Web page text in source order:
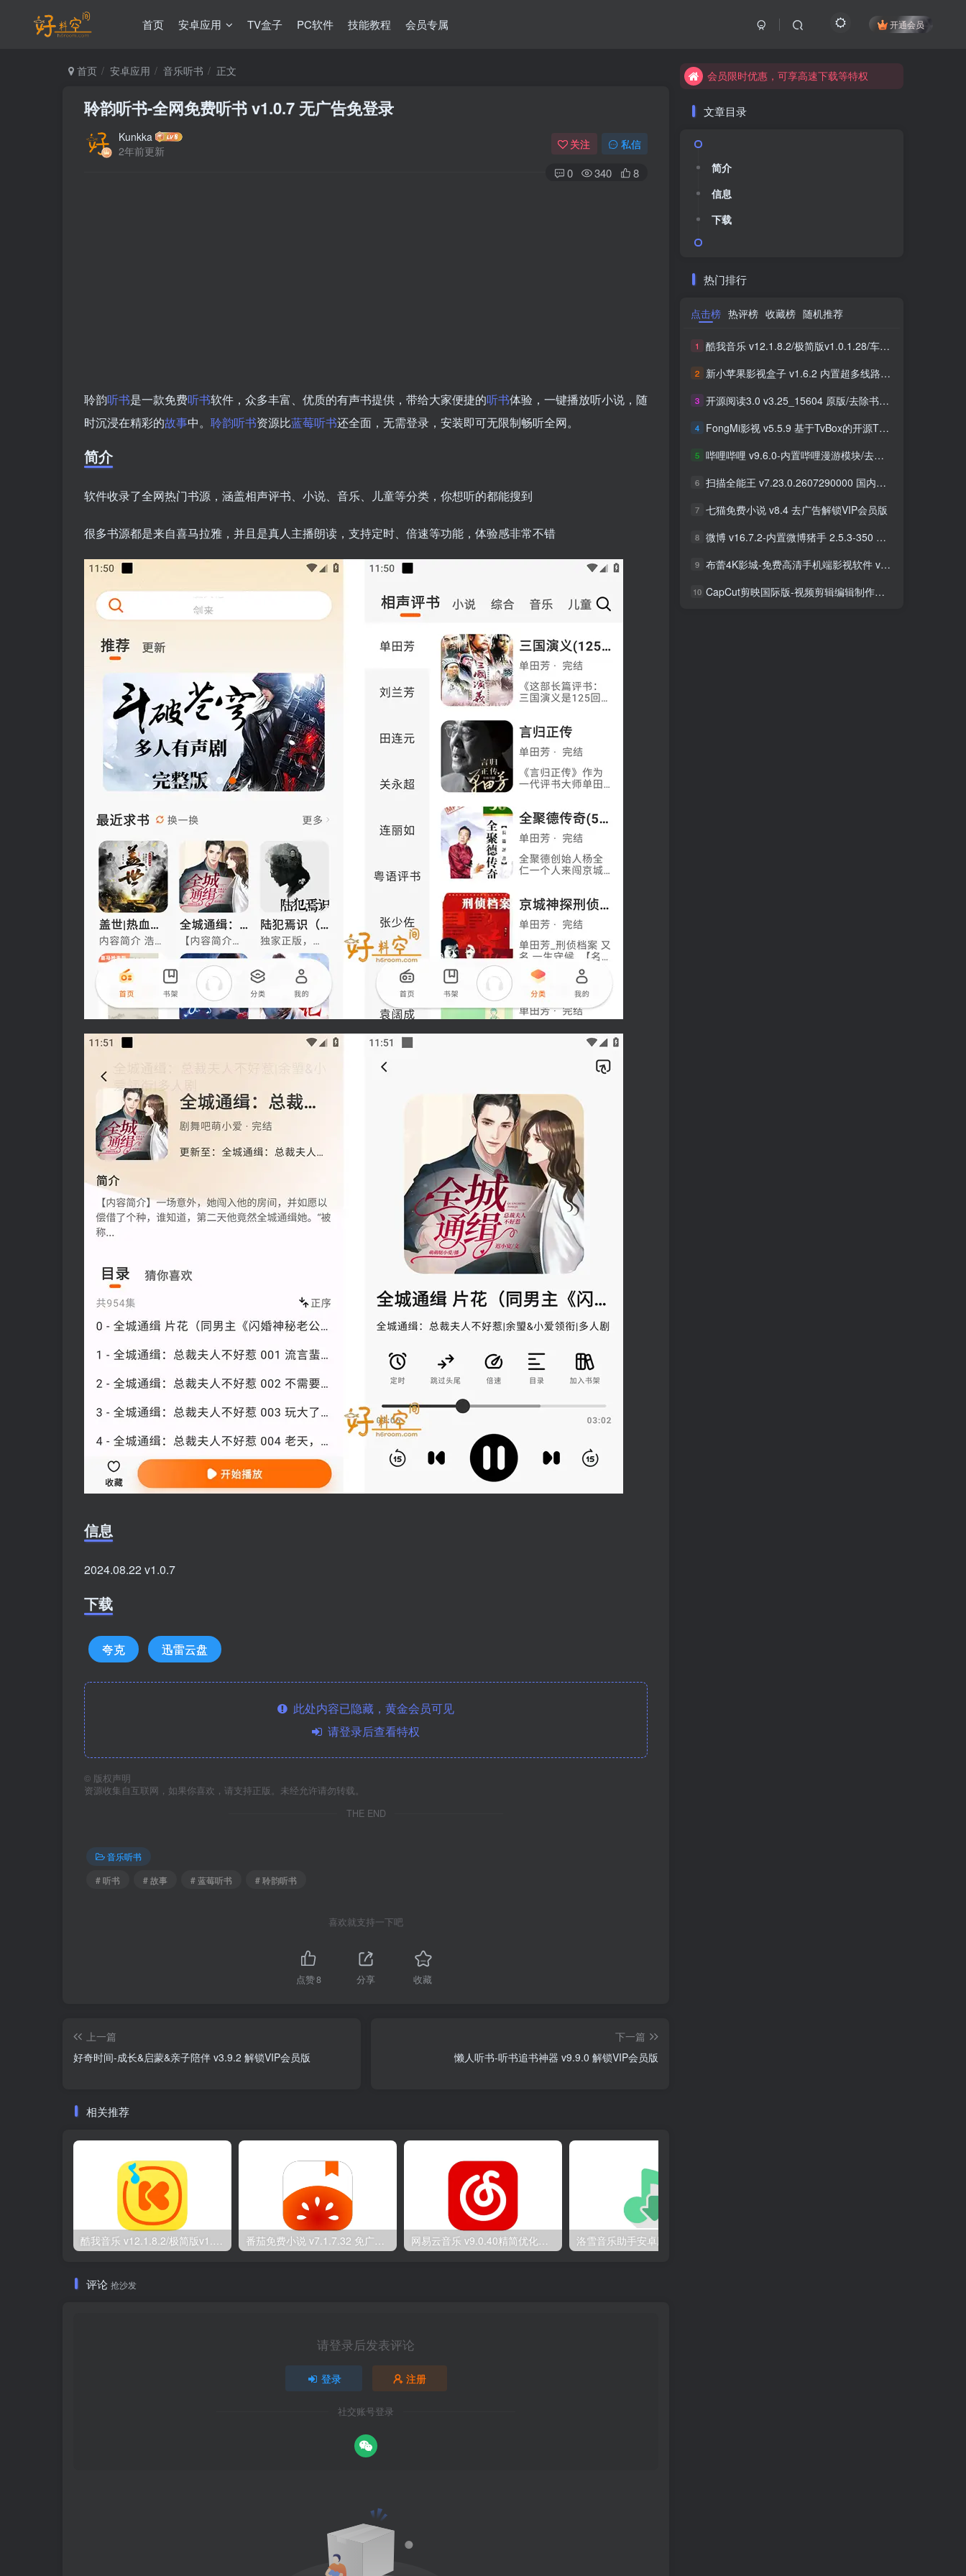
首页 安卓应用 TV盒子 PC软件 技能教程 会员专属 开通会员
首页 安卓应用 音乐听书 正文
聆韵听书-全网免费听书 v1.0.7 无广告免登录
Kunkka
2年前更新
关注 私信
0 340 8
聆韵听书是一款免费听书软件，众多丰富、优质的有声书提供，带给大家便捷的听书体验，一键播放听小说，随
时沉浸在精彩的故事中。 聆韵听书资源比蓝莓听书还全面，无需登录，安装即可无限制畅听全网。
简介
软件收录了全网热门书源，涵盖相声评书、小说、音乐、儿童等分类，你想听的都能搜到
很多书源都是来自喜马拉雅，并且是真人主播朗读，支持定时、倍速等功能，体验感非常不错
信息
2024.08.22 v1.0.7
下载
夸克 迅雷云盘
此处内容已隐藏，黄金会员可见
请登录后查看特权
© 版权声明
资源收集自互联网，如果你喜欢，请支持正版。未经允许请勿转载。
THE END
音乐听书
# 听书
# 故事 # 蓝莓听书 # 聆韵听书
喜欢就支持一下吧
点赞8 分享 收藏
上一篇
好奇时间-成长&启蒙&亲子陪伴 v3.9.2 解锁VIP会员版
下一篇
懒人听书-听书追书神器 v9.9.0 解锁VIP会员版
相关推荐
网易云音乐 v9.0.40精简优化版/v2.2.30荣耀定制版 解锁本地黑胶
评论 抢沙发
请登录后发表评论
登录 注册
社交账号登录
会员限时优惠，可享高速下载等特权
会员限时优惠，可享高速下载等特权
文章目录
简介
信息
下载
热门排行
点击榜 热评榜 收藏榜 随机推荐
1 酷我音乐 v12.1.8.2/极简版v1.0.1.28/车机版v7.6.2.21 去广告解锁会员版最新可用版
2 新小苹果影视盒子 v1.6.2 内置超多线路 免捐赠版
3 开源阅读3.0 v3.25_15604 原版/去除书源限制/内置书源版 及 2025.09月书源
4 FongMi影视 v5.5.9 基于TvBox的开源TV盒子&安卓影视播放器
5 哔哩哔哩 v9.6.0-内置哔哩漫游模块/去广告精简优化版
6 扫描全能王 v7.23.0.2607290000 国内版/国际版 解锁本地会员
7 七猫免费小说 v8.4 去广告解锁VIP会员版
8 微博 v16.7.2-内置微博猪手 2.5.3-350 去广告净化模块-支持安卓15
9 布蕾4K影城-免费高清手机端影视软件 v3.5.1 去广告纯净版
10 CapCut剪映国际版-视频剪辑编辑制作工具 v18.8.0 解锁专业版
会员限时优惠，可享高速下载等特权
会员限时优惠，可享高速下载等特权
简介
信息
下载
点击榜 热评榜 收藏榜 随机推荐
1 酷我音乐 v12.1.8.2/极简版v1.0.1.28/车机版v7.6.2.21 去广告解锁会员版最新可用版
2 新小苹果影视盒子 v1.6.2 内置超多线路 免捐赠版
3 开源阅读3.0 v3.25_15604 原版/去除书源限制/内置书源版 及 2025.09月书源
4 FongMi影视 v5.5.9 基于TvBox的开源TV盒子&安卓影视播放器
5 哔哩哔哩 v9.6.0-内置哔哩漫游模块/去广告精简优化版
6 扫描全能王 v7.23.0.2607290000 国内版/国际版 解锁本地会员
7 七猫免费小说 v8.4 去广告解锁VIP会员版
8 微博 v16.7.2-内置微博猪手 2.5.3-350 去广告净化模块-支持安卓15
9 布蕾4K影城-免费高清手机端影视软件 v3.5.1 去广告纯净版
10 CapCut剪映国际版-视频剪辑编辑制作工具 v18.8.0 解锁专业版